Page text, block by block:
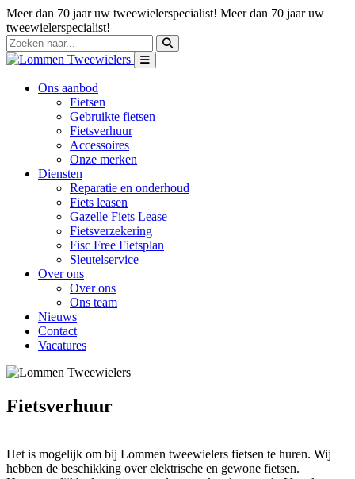
Meer dan 70 jaar uw tweewielerspecialist! Meer dan 70 jaar uw
tweewielerspecialist!
Ons aanbod
Fietsen
Gebruikte fietsen
Fietsverhuur
Accessoires
Onze merken
Diensten
Reparatie en onderhoud
Fiets leasen
Gazelle Fiets Lease
Fietsverzekering
Fisc Free Fietsplan
Sleutelservice
Over ons
Over ons
Ons team
Nieuws
Contact
Vacatures
Fietsverhuur
Het is mogelijk om bij Lommen tweewielers fietsen te huren. Wij
hebben de beschikking over elektrische en gewone fietsen.